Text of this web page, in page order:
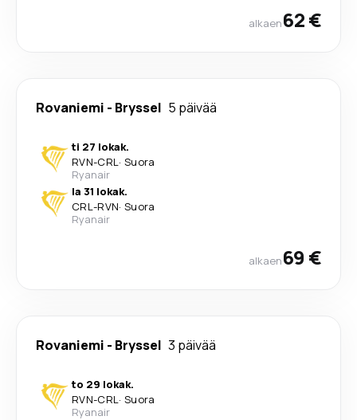
alkaen62 €
Rovaniemi - Bryssel 5 päivää
ti 27 lokak.
RVN-CRL· Suora
Ryanair
la 31 lokak.
CRL-RVN· Suora
Ryanair
alkaen69 €
Rovaniemi - Bryssel 3 päivää
to 29 lokak.
RVN-CRL· Suora
Ryanair